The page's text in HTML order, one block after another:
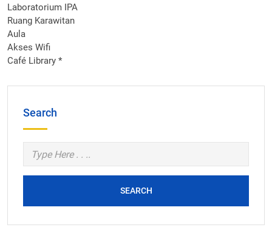
Laboratorium IPA
Ruang Karawitan
Aula
Akses Wifi
Café Library *
Search
SEARCH